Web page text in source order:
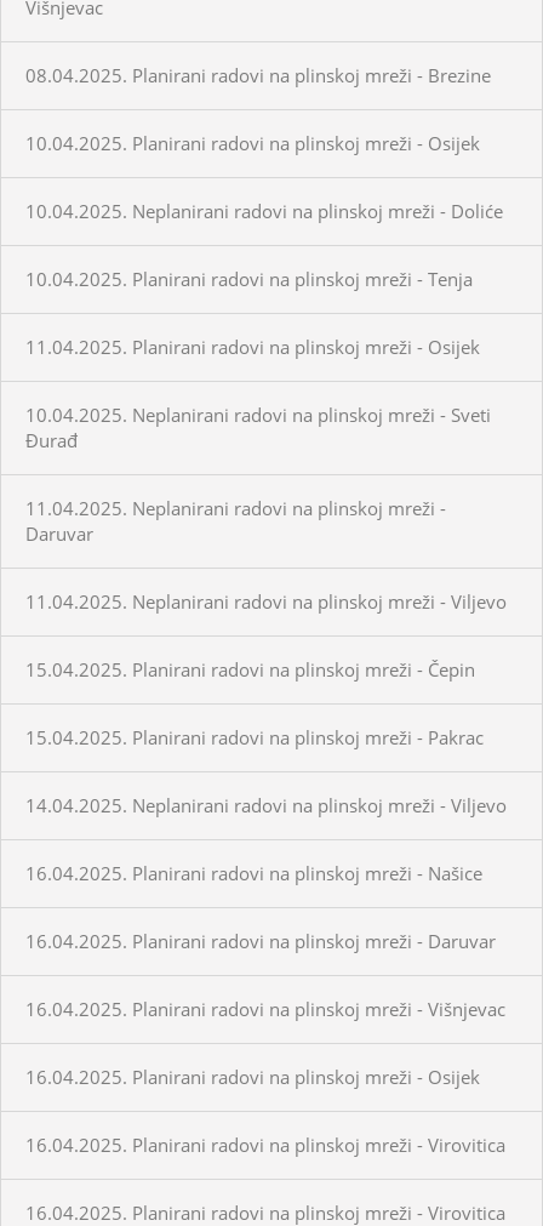
Višnjevac
08.04.2025. Planirani radovi na plinskoj mreži - Brezine
10.04.2025. Planirani radovi na plinskoj mreži - Osijek
10.04.2025. Neplanirani radovi na plinskoj mreži - Doliće
10.04.2025. Planirani radovi na plinskoj mreži - Tenja
11.04.2025. Planirani radovi na plinskoj mreži - Osijek
10.04.2025. Neplanirani radovi na plinskoj mreži - Sveti
Đurađ
11.04.2025. Neplanirani radovi na plinskoj mreži -
Daruvar
11.04.2025. Neplanirani radovi na plinskoj mreži - Viljevo
15.04.2025. Planirani radovi na plinskoj mreži - Čepin
15.04.2025. Planirani radovi na plinskoj mreži - Pakrac
14.04.2025. Neplanirani radovi na plinskoj mreži - Viljevo
16.04.2025. Planirani radovi na plinskoj mreži - Našice
16.04.2025. Planirani radovi na plinskoj mreži - Daruvar
16.04.2025. Planirani radovi na plinskoj mreži - Višnjevac
16.04.2025. Planirani radovi na plinskoj mreži - Osijek
16.04.2025. Planirani radovi na plinskoj mreži - Virovitica
16.04.2025. Planirani radovi na plinskoj mreži - Virovitica